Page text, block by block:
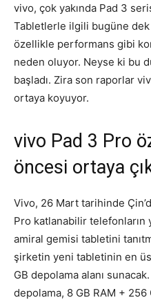
vivo, çok yakında Pad 3
Tabletlerle ilgili bugüne dek
özellikle performans gibi
neden oluyor. Neyse ki bu
başladı. Zira son raporlar
ortaya koyuyor.
vivo Pad 3 Pro
öncesi ortaya
Vivo, 26 Mart tarihinde
Pro katlanabilir telefonların
amiral gemisi tabletini
şirketin yeni tabletinin en
GB depolama alanı
depolama, 8 GB RAM +